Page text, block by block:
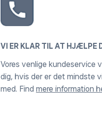
VI ER KLAR TIL AT HJÆLPE
Vores venlige kundeservice
dig, hvis der er det mindste
med. Find mere information